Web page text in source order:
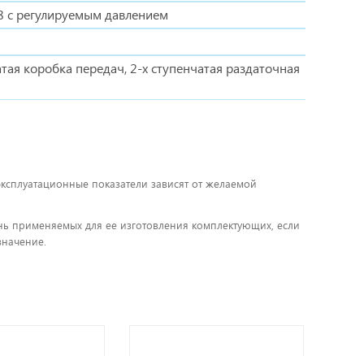
с регулируемым давлением
коробка передач, 2-х ступенчатая раздаточная
показатели зависят от желаемой
применяемых для ее изготовления комплектующих, если